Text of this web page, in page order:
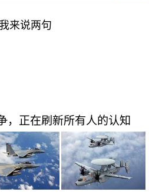
我来说两句
，正在刷新所有人的认知